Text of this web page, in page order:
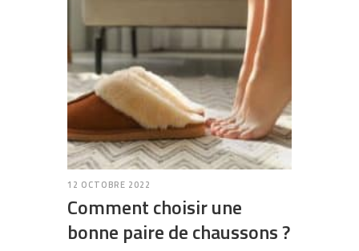
12 OCTOBRE 2022
Comment choisir une
bonne paire de chaussons ?